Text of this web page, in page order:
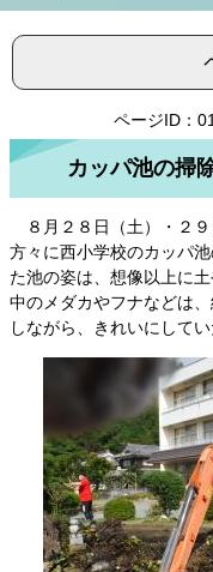
ページID：
カッパ池の掃
８月２８日（土）・２
方々に西小学校のカッパ
た池の姿は、想像以上に
中のメダカやフナなどは
しながら、きれいにしてい